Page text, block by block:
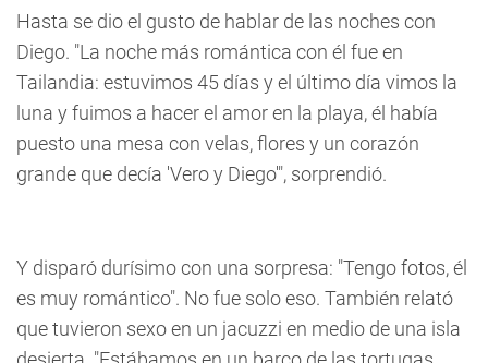
Hasta se dio el gusto de hablar de las noches con
Diego. "La noche más romántica con él fue en
Tailandia: estuvimos 45 días y el último día vimos la
luna y fuimos a hacer el amor en la playa, él había
puesto una mesa con velas, flores y un corazón
grande que decía 'Vero y Diego'", sorprendió.
Y disparó durísimo con una sorpresa: "Tengo fotos, él
es muy romántico". No fue solo eso. También relató
que tuvieron sexo en un jacuzzi en medio de una isla